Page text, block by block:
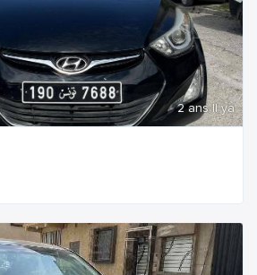
2 ans Il ya